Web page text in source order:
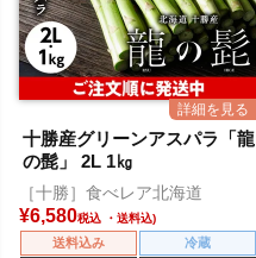
十勝産グリーンアスパラ「龍
の髭」 2L 1㎏
［十勝］食べレア北海道
¥6,580税込
送料込み
冷蔵